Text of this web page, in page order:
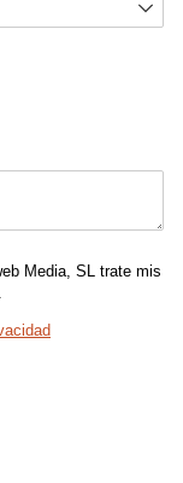
Media, SL trate mis